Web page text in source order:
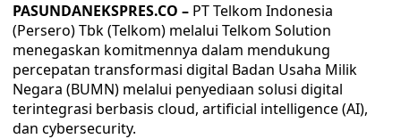
PASUNDANEKSPRES.CO – PT Telkom Indonesia
(Persero) Tbk (Telkom) melalui Telkom Solution
menegaskan komitmennya dalam mendukung
percepatan transformasi digital Badan Usaha Milik
Negara (BUMN) melalui penyediaan solusi digital
terintegrasi berbasis cloud, artificial intelligence (AI),
dan cybersecurity.